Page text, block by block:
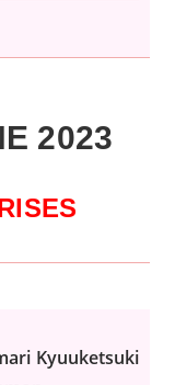
2023
Kyuuketsuki